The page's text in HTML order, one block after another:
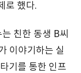
로 했다.
친한 동생 B씨
이야기하는 실
기를 통한 인프